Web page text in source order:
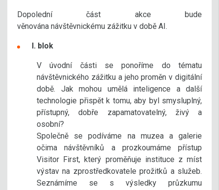
Dopolední část akce bude
věnována návštěvnickému zážitku v době AI.
I. blok
V úvodní části se ponoříme do tématu
návštěvnického zážitku a jeho proměn v digitální
době. Jak mohou umělá inteligence a další
technologie přispět k tomu, aby byl smysluplný,
přístupný, dobře zapamatovatelný, živý a
osobní?
Společně se podíváme na muzea a galerie
očima návštěvníků a prozkoumáme přístup
Visitor First, který proměňuje instituce z míst
výstav na zprostředkovatele prožitků a služeb.
Seznámíme se s výsledky průzkumu